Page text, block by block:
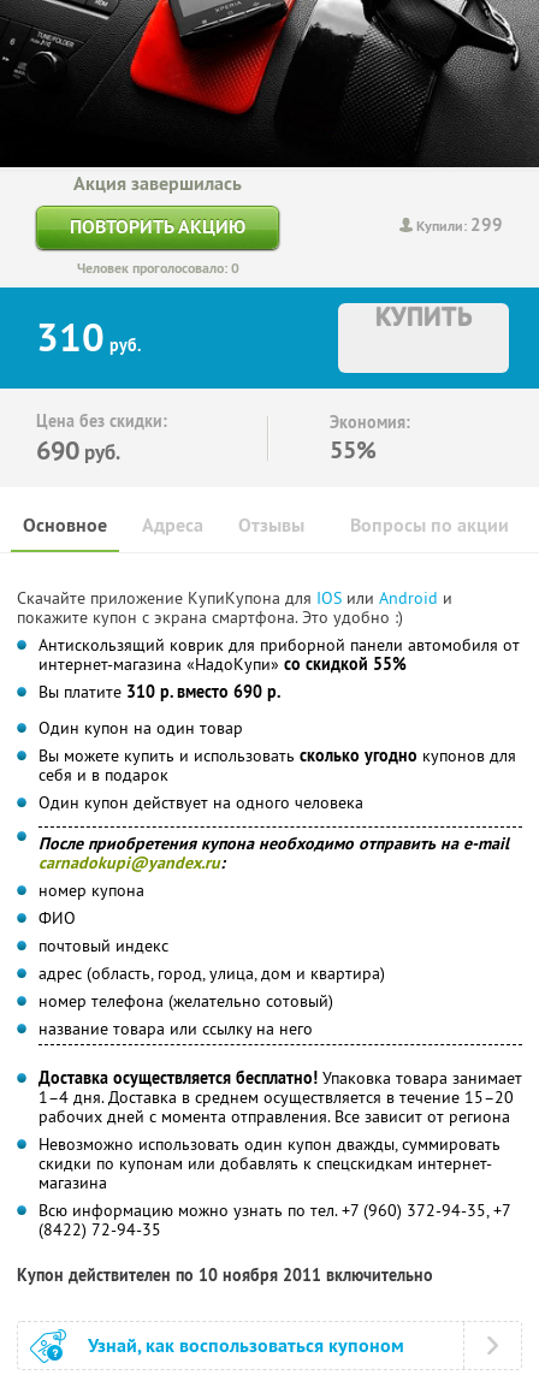
Купили: 299
Акция завершилась
ПОВТОРИТЬ АКЦИЮ
Человек проголосовало: 0
310 руб.
КУПИТЬ
Цена без скидки:
690 руб.
Экономия:
55%
Основное Отзывы Вопросы по акции
Адреса
Скачайте приложение КупиКупона для IOS или Android и
покажите купон с экрана смартфона. Это удобно :)
Антискользящий коврик для приборной панели автомобиля от
интернет-магазина «НадоКупи» со скидкой 55%
Вы платите 310 р. вместо 690 р.
Один купон на один товар
Вы можете купить и использовать сколько угодно купонов для
себя и в подарок
Один купон действует на одного человека
После приобретения купона необходимо отправить на e-mail
carnadokupi@yandex.ru:
номер купона
ФИО
почтовый индекс
адрес (область, город, улица, дом и квартира)
номер телефона (желательно сотовый)
название товара или ссылку на него
Доставка осуществляется бесплатно! Упаковка товара занимает
1–4 дня. Доставка в среднем осуществляется в течение 15–20
рабочих дней с момента отправления. Все зависит от региона
Невозможно использовать один купон дважды, суммировать
скидки по купонам или добавлять к спецскидкам интернет-
магазина
Всю информацию можно узнать по тел. +7 (960) 372-94-35, +7
(8422) 72-94-35
Купон действителен по 10 ноября 2011 включительно
Узнай, как воспользоваться купоном